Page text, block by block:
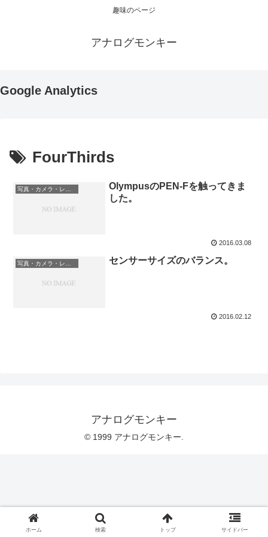
趣味のページ
アナログモンキー
Google Analytics
FourThirds
OlympusのPEN-Fを触ってきま
した。
2016.03.08
センサーサイズのバランス。
2016.02.12
アナログモンキー
© 1999 アナログモンキー.
ホーム 検索 トップ サイドバー